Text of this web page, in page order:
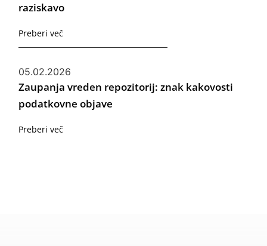
raziskavo
Preberi več
05.02.2026
Zaupanja vreden repozitorij: znak kakovosti
podatkovne objave
Preberi več